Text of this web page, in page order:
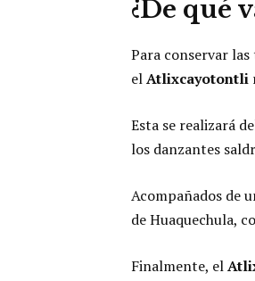
¿De qué
Para conservar
elAtlixcayotontli
Esta se realizará
los danzantes
Acompañados de
de Huaquechula,
Finalmente, el